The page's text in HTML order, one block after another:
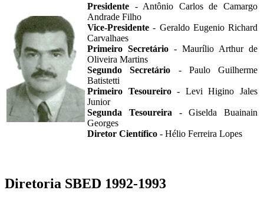
Presidente - Antônio Carlos de Camargo
Andrade Filho
Vice-Presidente - Geraldo Eugenio Richard
Carvalhaes
Primeiro Secretário - Maurílio Arthur de
Oliveira Martins
Segundo Secretário - Paulo Guilherme
Batistetti
Primeiro Tesoureiro- Levi Higino Jales
Junior
Segunda Tesoureira - Giselda Buainain
Georges
Diretor Científico - Hélio Ferreira Lopes
Diretoria SBED 1992-1993